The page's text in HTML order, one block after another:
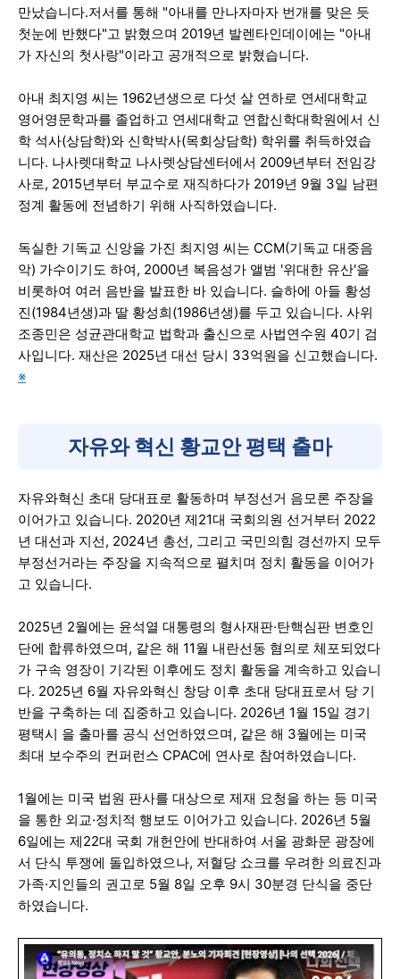
만났습니다.저서를 통해 "아내를 만나자마자 번개를 맞은 듯
첫눈에 반했다"고 밝혔으며 2019년 발렌타인데이에는 "아내
가 자신의 첫사랑"이라고 공개적으로 밝혔습니다.
아내 최지영 씨는 1962년생으로 다섯 살 연하로 연세대학교
영어영문학과를 졸업하고 연세대학교 연합신학대학원에서 신
학 석사(상담학)와 신학박사(목회상담학) 학위를 취득하였습
니다. 나사렛대학교 나사렛상담센터에서 2009년부터 전임강
사로, 2015년부터 부교수로 재직하다가 2019년 9월 3일 남편
정계 활동에 전념하기 위해 사직하였습니다.
독실한 기독교 신앙을 가진 최지영 씨는 CCM(기독교 대중음
악) 가수이기도 하여, 2000년 복음성가 앨범 '위대한 유산'을
비롯하여 여러 음반을 발표한 바 있습니다. 슬하에 아들 황성
진(1984년생)과 딸 황성희(1986년생)를 두고 있습니다. 사위
조종민은 성균관대학교 법학과 출신으로 사법연수원 40기 검
사입니다. 재산은 2025년 대선 당시 33억원을 신고했습니다.
※
자유와 혁신 황교안 평택 출마
자유와혁신 초대 당대표로 활동하며 부정선거 음모론 주장을
이어가고 있습니다. 2020년 제21대 국회의원 선거부터 2022
년 대선과 지선, 2024년 총선, 그리고 국민의힘 경선까지 모두
부정선거라는 주장을 지속적으로 펼치며 정치 활동을 이어가
고 있습니다.
2025년 2월에는 윤석열 대통령의 형사재판·탄핵심판 변호인
단에 합류하였으며, 같은 해 11월 내란선동 혐의로 체포되었다
가 구속 영장이 기각된 이후에도 정치 활동을 계속하고 있습니
다. 2025년 6월 자유와혁신 창당 이후 초대 당대표로서 당 기
반을 구축하는 데 집중하고 있습니다. 2026년 1월 15일 경기
평택시 을 출마를 공식 선언하였으며, 같은 해 3월에는 미국
최대 보수주의 컨퍼런스 CPAC에 연사로 참여하였습니다.
1월에는 미국 법원 판사를 대상으로 제재 요청을 하는 등 미국
을 통한 외교·정치적 행보도 이어가고 있습니다. 2026년 5월
6일에는 제22대 국회 개헌안에 반대하여 서울 광화문 광장에
서 단식 투쟁에 돌입하였으나, 저혈당 쇼크를 우려한 의료진과
가족·지인들의 권고로 5월 8일 오후 9시 30분경 단식을 중단
하였습니다.